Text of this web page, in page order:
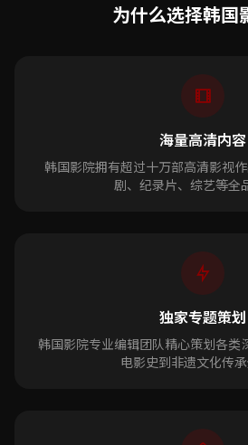
为什么选择韩国
海量高清内容
韩国影院拥有超过十万部高清影视
剧、纪录片、综艺等全
独家专题策划
韩国影院专业编辑团队精心策划各类
电影史到非遗文化传